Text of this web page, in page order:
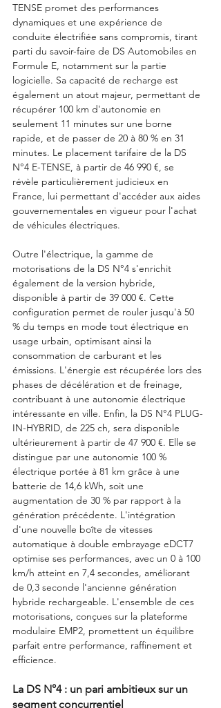
TENSE promet des performances
dynamiques et une expérience de
conduite électrifiée sans compromis, tirant
parti du savoir-faire de DS Automobiles en
Formule E, notamment sur la partie
logicielle. Sa capacité de recharge est
également un atout majeur, permettant de
récupérer 100 km d'autonomie en
seulement 11 minutes sur une borne
rapide, et de passer de 20 à 80 % en 31
minutes. Le placement tarifaire de la DS
N°4 E-TENSE, à partir de 46 990 €, se
révèle particulièrement judicieux en
France, lui permettant d'accéder aux aides
gouvernementales en vigueur pour l'achat
de véhicules électriques.
Outre l'électrique, la gamme de
motorisations de la DS N°4 s'enrichit
également de la version hybride,
disponible à partir de 39 000 €. Cette
configuration permet de rouler jusqu'à 50
% du temps en mode tout électrique en
usage urbain, optimisant ainsi la
consommation de carburant et les
émissions. L'énergie est récupérée lors des
phases de décélération et de freinage,
contribuant à une autonomie électrique
intéressante en ville. Enfin, la DS N°4 PLUG-
IN-HYBRID, de 225 ch, sera disponible
ultérieurement à partir de 47 900 €. Elle se
distingue par une autonomie 100 %
électrique portée à 81 km grâce à une
batterie de 14,6 kWh, soit une
augmentation de 30 % par rapport à la
génération précédente. L'intégration
d'une nouvelle boîte de vitesses
automatique à double embrayage eDCT7
optimise ses performances, avec un 0 à 100
km/h atteint en 7,4 secondes, améliorant
de 0,3 seconde l'ancienne génération
hybride rechargeable. L'ensemble de ces
motorisations, conçues sur la plateforme
modulaire EMP2, promettent un équilibre
parfait entre performance, raffinement et
efficience.
La DS N°4 : un pari ambitieux sur un
segment concurrentiel